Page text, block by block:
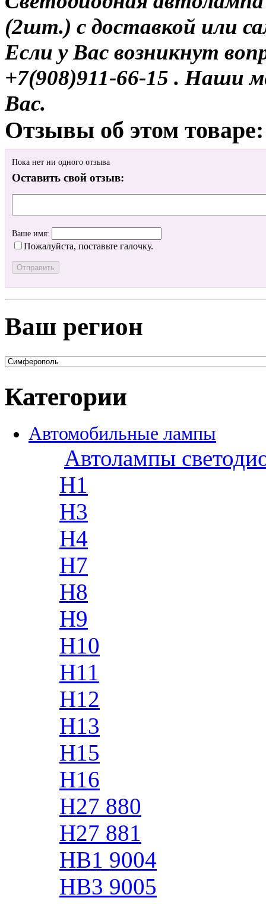
(2шт.) с доставкой или
Если у Вас возникнут
+7(908)911-66-15 . Наши
Вас.
Отзывы об этом товаре:
Пока нет ни одного отзыва
Оставить свой отзыв:
Ваше имя:
Пожалуйста, поставьте галочку.
Ваш регион
Категории
Автомобильные лампы
Автолампы
H1
H3
H4
H7
H8
H9
H10
H11
H12
H13
H15
H16
H27 880
H27 881
HB1 9004
HB3 9005